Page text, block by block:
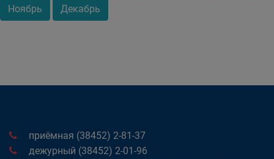
Ноябрь Декабрь
приёмная (38452) 2-81-37
дежурный (38452) 2-01-96